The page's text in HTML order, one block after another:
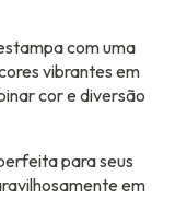
com uma
vibrantes em
cor e diversão
para seus
em